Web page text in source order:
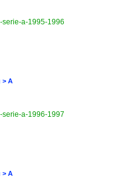
serie-a-1995-1996
> A
serie-a-1996-1997
> A